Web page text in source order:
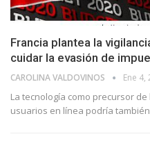
Francia plantea la
cuidar la evasión de
CAROLINA VALDOVINOS Ene 4,
La tecnología como precursor
usuarios en línea podría